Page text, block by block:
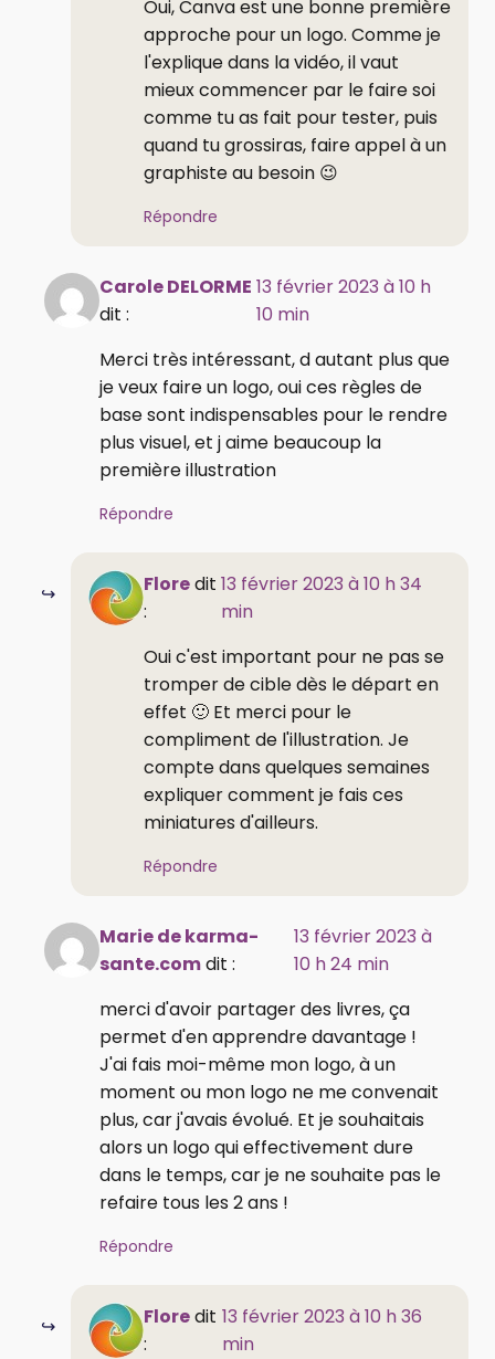
Oui, Canva est une bonne première
approche pour un logo. Comme je
l'explique dans la vidéo, il vaut
mieux commencer par le faire soi
comme tu as fait pour tester, puis
quand tu grossiras, faire appel à un
graphiste au besoin 😉
Répondre
Carole DELORME
dit :
13 février 2023 à 10 h
10 min
Merci très intéressant, d autant plus que
je veux faire un logo, oui ces règles de
base sont indispensables pour le rendre
plus visuel, et j aime beaucoup la
première illustration
Répondre
Floredit
:
13 février 2023 à 10 h 34
min
Oui c'est important pour ne pas se
tromper de cible dès le départ en
effet 🙂 Et merci pour le
compliment de l'illustration. Je
compte dans quelques semaines
expliquer comment je fais ces
miniatures d'ailleurs.
Répondre
Marie de karma-
sante.comdit :
13 février 2023 à
10 h 24 min
merci d'avoir partager des livres, ça
permet d'en apprendre davantage !
J'ai fais moi-même mon logo, à un
moment ou mon logo ne me convenait
plus, car j'avais évolué. Et je souhaitais
alors un logo qui effectivement dure
dans le temps, car je ne souhaite pas le
refaire tous les 2 ans !
Répondre
Floredit
:
13 février 2023 à 10 h 36
min